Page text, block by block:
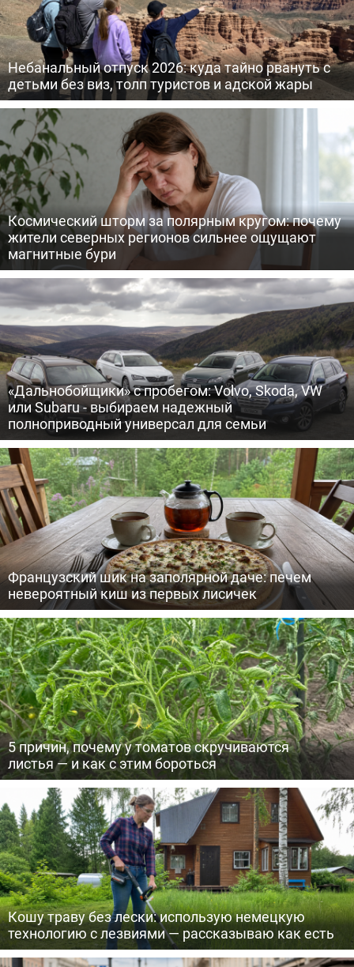
Небанальный отпуск 2026: куда тайно рвануть с
детьми без виз, толп туристов и адской жары
Космический шторм за полярным кругом: почему
жители северных регионов сильнее ощущают
магнитные бури
«Дальнобойщики» с пробегом: Volvo, Skoda, VW
или Subaru - выбираем надежный
полноприводный универсал для семьи
Французский шик на заполярной даче: печем
невероятный киш из первых лисичек
5 причин, почему у томатов скручиваются
листья — и как с этим бороться
Кошу траву без лески: использую немецкую
технологию с лезвиями — рассказываю как есть